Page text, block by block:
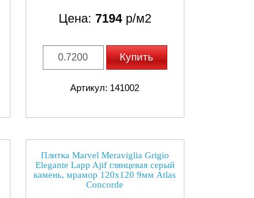
Цена: 7194р/м2
Купить
Артикул: 141002
Плитка Marvel Meraviglia Grigio
Elegante Lapp Ajif глянцевая серый
камень, мрамор 120x120 9мм Atlas
Concorde